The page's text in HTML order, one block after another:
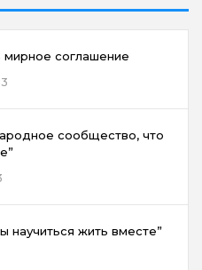
мирное соглашение
сообщество, что
жить вместе”